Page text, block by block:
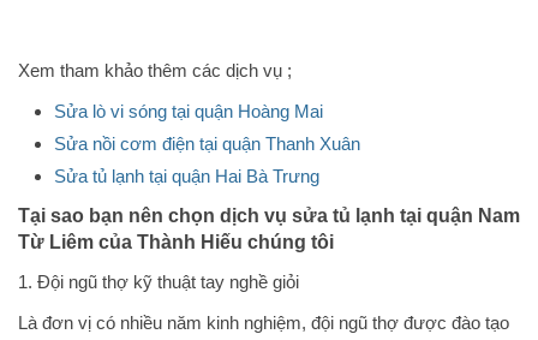
Xem tham khảo thêm các dịch vụ ;
Sửa lò vi sóng tại quận Hoàng Mai
Sửa nồi cơm điện tại quận Thanh Xuân
Sửa tủ lạnh tại quận Hai Bà Trưng
Tại sao bạn nên chọn dịch vụ sửa tủ lạnh tại quận Nam
Từ Liêm của Thành Hiếu chúng tôi
1. Đội ngũ thợ kỹ thuật tay nghề giỏi
Là đơn vị có nhiều năm kinh nghiệm, đội ngũ thợ được đào tạo